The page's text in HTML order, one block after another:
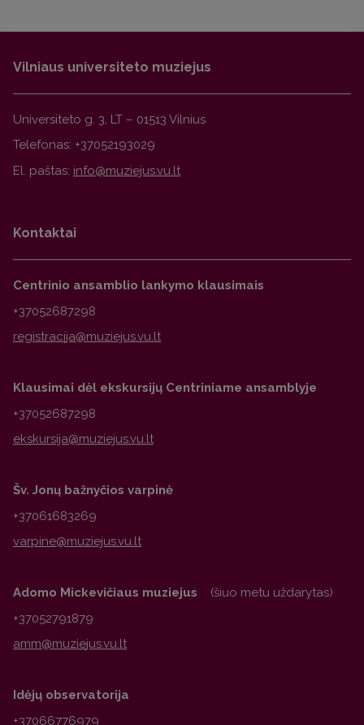
Vilniaus universiteto muziejus
Universiteto g. 3, LT – 01513 Vilnius
Telefonas: +37052193029
El. paštas:
Kontaktai
Centrinio ansamblio lankymo klausimais
+37052687298
Klausimai dėl ekskursijų Centriniame ansamblyje
+37052687298
Šv. Jonų bažnyčios varpinė
+37061683269
Adomo Mickevičiaus muziejus (šiuo metu uždarytas)
+37052791879
Idėjų observatorija
+37066776979